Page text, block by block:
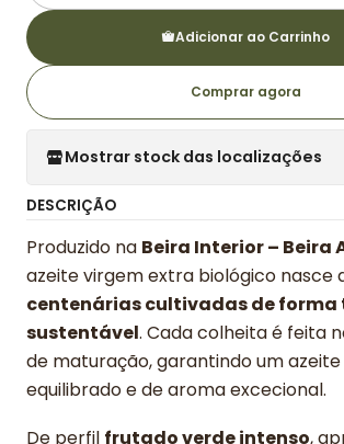
Adicionar ao Carrinho
Comprar agora
Mostrar stock das localizações
DESCRIÇÃO
Produzido na Beira Interior – Beira
azeite virgem extra biológico nasce
centenárias cultivadas de
sustentável. Cada colheita é feita
de maturação, garantindo um
equilibrado e de aroma excecional.
De perfil frutado verde intenso,